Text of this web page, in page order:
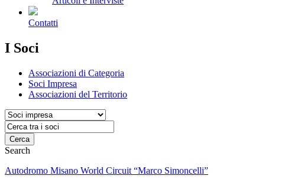
Contatti
I Soci
Associazioni di Categoria
Soci Impresa
Associazioni del Territorio
Cerca
Search
Autodromo Misano World Circuit “Marco Simoncelli”